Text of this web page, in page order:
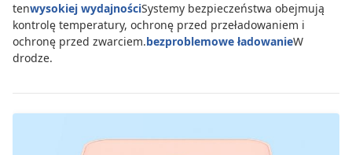
tenwysokiej wydajnościSystemy bezpieczeństwa obejmują
kontrolę temperatury, ochronę przed przeładowaniem i
ochronę przed zwarciem.bezproblemowe ładowanieW
drodze.